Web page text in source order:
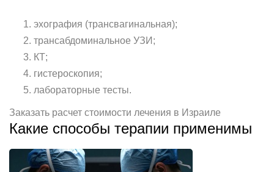
эхография (трансвагинальная);
трансабдоминальное УЗИ;
КТ;
гистероскопия;
лабораторные тесты.
Заказать расчет стоимости лечения в Израиле
Какие способы терапии применимы